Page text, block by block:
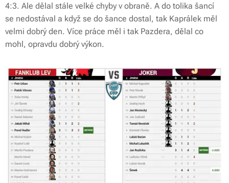
4:3. Ale dělal stále velké chyby v obraně. A do tolika šancí
se nedostával a když se do šance dostal, tak Kaprálek měl
velmi dobrý den. Více práce měl i tak Pazdera, dělal co
mohl, opravdu dobrý výkon.